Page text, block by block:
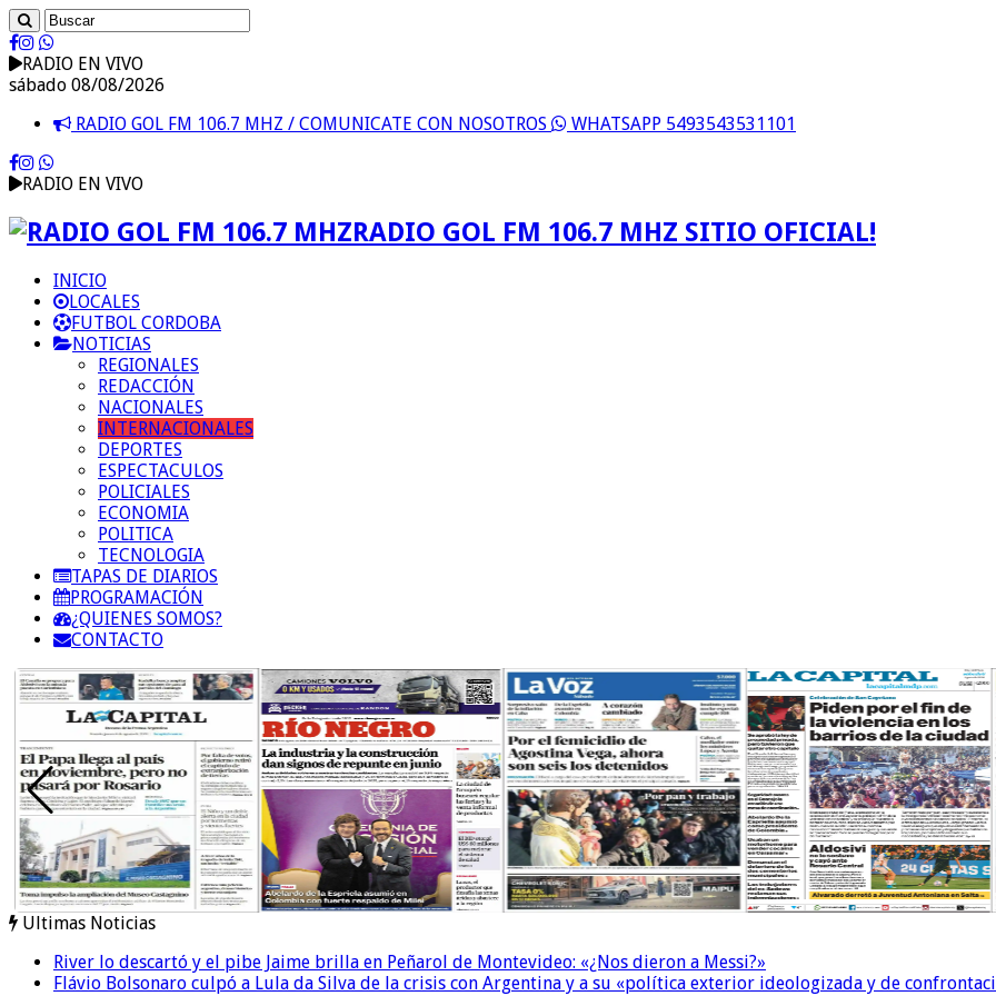
RADIO EN VIVO
sábado 08/08/2026
RADIO GOL FM 106.7 MHZ / COMUNICATE CON NOSOTROS
WHATSAPP 5493543531101
RADIO EN VIVO
RADIO GOL FM 106.7 MHZ SITIO OFICIAL!
INICIO
LOCALES
FUTBOL CORDOBA
NOTICIAS
REGIONALES
REDACCIÓN
NACIONALES
INTERNACIONALES
DEPORTES
ESPECTACULOS
POLICIALES
ECONOMIA
POLITICA
TECNOLOGIA
TAPAS DE DIARIOS
PROGRAMACIÓN
¿QUIENES SOMOS?
CONTACTO
Ultimas Noticias
River lo descartó y el pibe Jaime brilla en Peñarol de Montevideo: «¿Nos dieron a Messi?»
Flávio Bolsonaro culpó a Lula da Silva de la crisis con Argentina y a su «política exterior ideologizada y de